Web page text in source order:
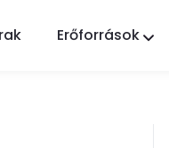
Erőforrások